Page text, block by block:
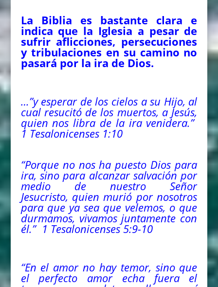
La Biblia es bastante clara e
indica que la Iglesia a pesar de
sufrir aflicciones, persecuciones
y tribulaciones en su camino no
pasará por la ira de Dios.
…”y esperar de los cielos a su Hijo, al
cual resucitó de los muertos, a Jesús,
quien nos libra de la ira venidera.”
1 Tesalonicenses 1:10
“Porque no nos ha puesto Dios para
ira, sino para alcanzar salvación por
medio de nuestro Señor
Jesucristo, quien murió por nosotros
para que ya sea que velemos, o que
durmamos, vivamos juntamente con
él.” 1 Tesalonicenses 5:9-10
“En el amor no hay temor, sino que
el perfecto amor echa fuera el